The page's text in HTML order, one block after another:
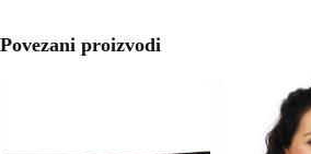
Povezani proizvodi